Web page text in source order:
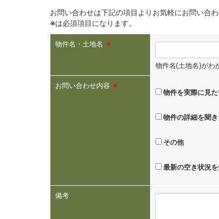
お問い合わせは下記の項目よりお気軽にお問い合
※は必須項目になります。
物件名・土地名 ※
物件名(土地名)がわ
お問い合わせ内容 ※
物件を実際に見
物件の詳細を聞
その他
最新の空き状況
備考